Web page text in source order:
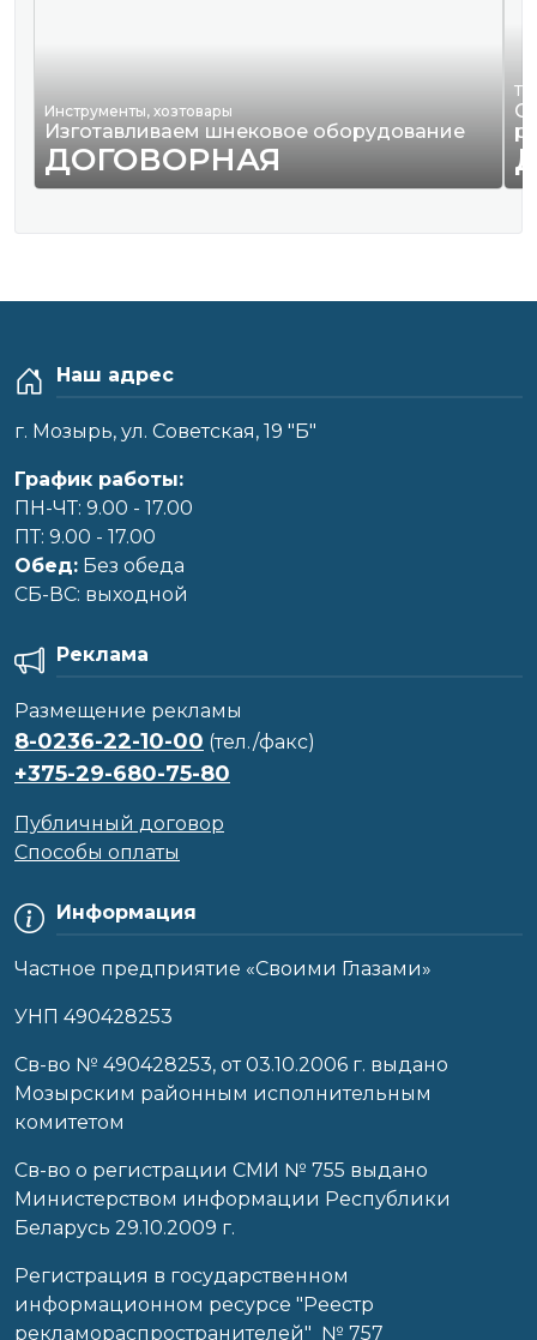
Инструменты, хозтовары
Изготавливаем шнековое оборудование
ДОГОВОРНАЯ
Наш адрес
г. Мозырь, ул. Советская, 19 "Б"
График работы:
ПН-ЧТ: 9.00 - 17.00
ПТ: 9.00 - 17.00
Обед: Без обеда
CБ-ВС: выходной
Информация
Частное предприятие «Своими Глазами»
УНП 490428253
Cв-во № 490428253, от 03.10.2006 г. выдано
Мозырским районным исполнительным
комитетом
Св-во о регистрации СМИ № 755 выдано
Министерством информации Республики
Беларусь 29.10.2009 г.
Регистрация в государственном
информационном ресурсе "Реестр
рекламораспространителей" № 757
Реклама
Размещение рекламы
8-0236-22-10-00 (тел./факс)
+375-29-680-75-80
Публичный договор
Способы оплаты